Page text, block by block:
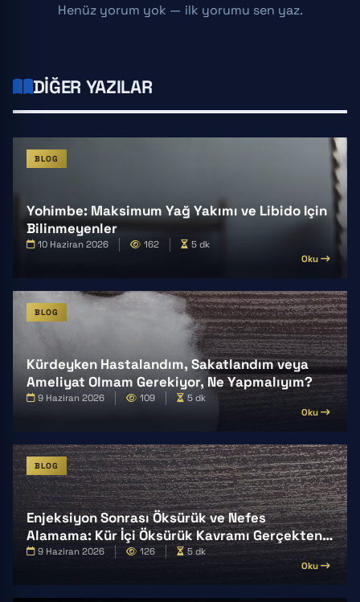
Henüz yorum yok — ilk yorumu sen yaz.
DIĞER YAZILAR
BLOG
Yohimbe: Maksimum Yağ Yakımı ve Libido Için
Bilinmeyenler
10 Haziran 2026 162
5 dk
Oku
BLOG
Kürdeyken Hastalandım, Sakatlandım veya
Ameliyat Olmam Gerekiyor, Ne Yapmalıyım?
9 Haziran 2026 109
5 dk
Oku
BLOG
Enjeksiyon Sonrası Öksürük ve Nefes
Alamama: Kür İçi Öksürük Kavramı Gerçekten
Var mı?
9 Haziran 2026 126
5 dk
Oku